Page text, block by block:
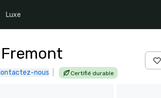
Luxe
nous Certifié durable